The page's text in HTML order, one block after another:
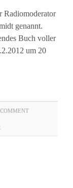
Radiomoderator
genannt.
Buch voller
um 20